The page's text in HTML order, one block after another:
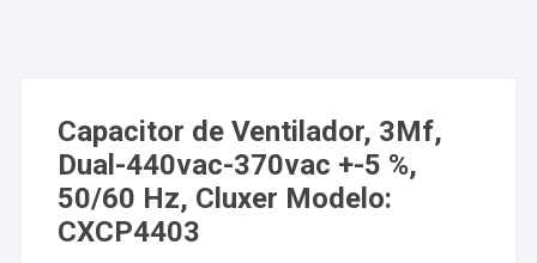
Capacitor de Ventilador, 3Mf,
Dual-440vac-370vac +-5 %,
50/60 Hz, Cluxer Modelo:
CXCP4403